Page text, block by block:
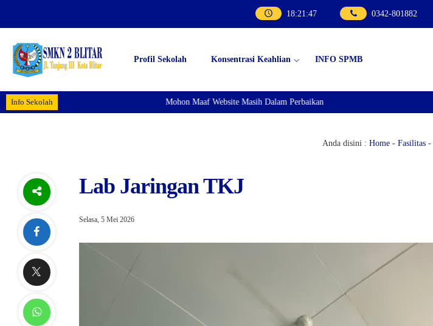
18:21:48 0342-801882
Profil Sekolah Konsentrasi Keahlian INFO SPMB
Info Sekolah Mohon Maaf Website Masih Dalam Perbaikan
Anda disini : Home - Fasilitas -
Lab Jaringan TKJ
Selasa, 5 Mei 2026